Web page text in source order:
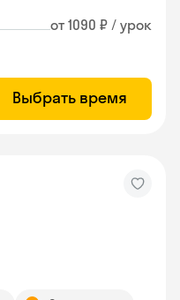
от 1090 ₽ / урок
Выбрать время